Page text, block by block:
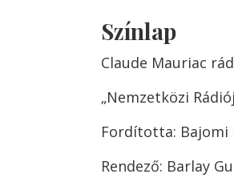
Színlap
Claude Mauriac
„Nemzetközi
Fordította: Bajomi
Rendező: Barlay